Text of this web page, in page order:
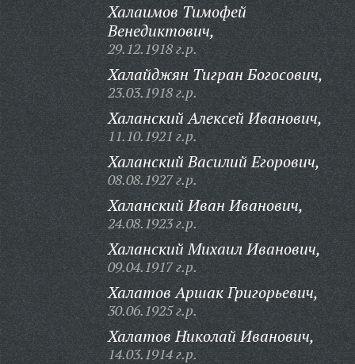
Халаимов Тимофей
Венедиктович,
29.12.1918 г.р.
Халайджян Тигран Богосович,
23.03.1918 г.р.
Халанский Алексей Иванович,
11.10.1921 г.р.
Халанский Василий Егорович,
08.08.1927 г.р.
Халанский Иван Иванович,
24.08.1923 г.р.
Халанский Михаил Иванович,
09.04.1917 г.р.
Халатов Аршак Григорьевич,
30.06.1925 г.р.
Халатов Николай Иванович,
14.03.1914 г.р.